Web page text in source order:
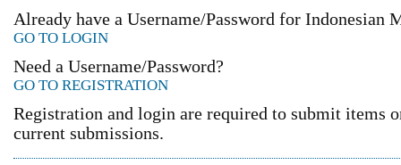
Already have a Username/Password for Indonesian
GO TO LOGIN
Need a Username/Password?
GO TO REGISTRATION
Registration and login are required to submit items
current submissions.